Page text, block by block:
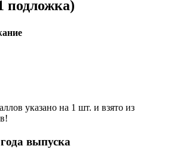
подложка)
указано на 1 шт. и взято из
выпуска